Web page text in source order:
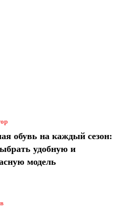
обувь на каждый сезон:
удобную и
модель